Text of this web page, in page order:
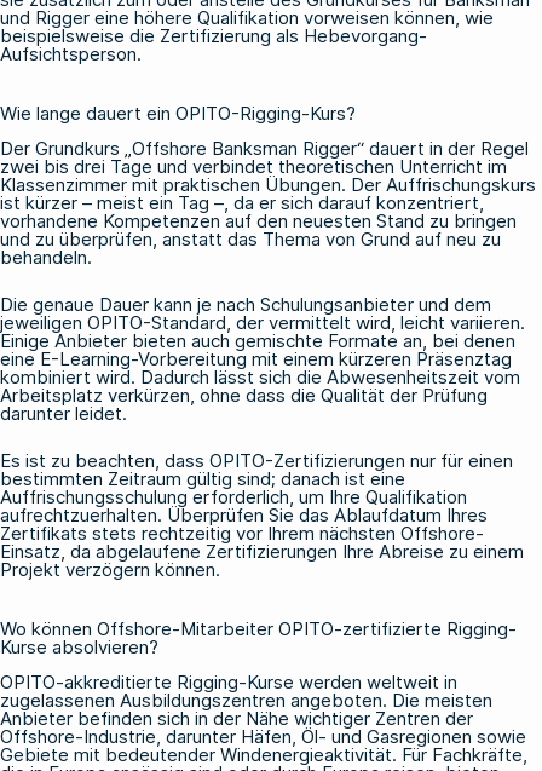
und Rigger eine höhere Qualifikation vorweisen können, wie
beispielsweise die Zertifizierung als Hebevorgang-
Aufsichtsperson.
Wie lange dauert ein OPITO-Rigging-Kurs?
Der Grundkurs „Offshore Banksman Rigger“ dauert in der Regel
zwei bis drei Tage und verbindet theoretischen Unterricht im
Klassenzimmer mit praktischen Übungen. Der Auffrischungskurs
ist kürzer – meist ein Tag –, da er sich darauf konzentriert,
vorhandene Kompetenzen auf den neuesten Stand zu bringen
und zu überprüfen, anstatt das Thema von Grund auf neu zu
behandeln.
Die genaue Dauer kann je nach Schulungsanbieter und dem
jeweiligen OPITO-Standard, der vermittelt wird, leicht variieren.
Einige Anbieter bieten auch gemischte Formate an, bei denen
eine E-Learning-Vorbereitung mit einem kürzeren Präsenztag
kombiniert wird. Dadurch lässt sich die Abwesenheitszeit vom
Arbeitsplatz verkürzen, ohne dass die Qualität der Prüfung
darunter leidet.
Es ist zu beachten, dass OPITO-Zertifizierungen nur für einen
bestimmten Zeitraum gültig sind; danach ist eine
Auffrischungsschulung erforderlich, um Ihre Qualifikation
aufrechtzuerhalten. Überprüfen Sie das Ablaufdatum Ihres
Zertifikats stets rechtzeitig vor Ihrem nächsten Offshore-
Einsatz, da abgelaufene Zertifizierungen Ihre Abreise zu einem
Projekt verzögern können.
Wo können Offshore-Mitarbeiter OPITO-zertifizierte Rigging-
Kurse absolvieren?
OPITO-akkreditierte Rigging-Kurse werden weltweit in
zugelassenen Ausbildungszentren angeboten. Die meisten
Anbieter befinden sich in der Nähe wichtiger Zentren der
Offshore-Industrie, darunter Häfen, Öl- und Gasregionen sowie
Gebiete mit bedeutender Windenergieaktivität. Für Fachkräfte,